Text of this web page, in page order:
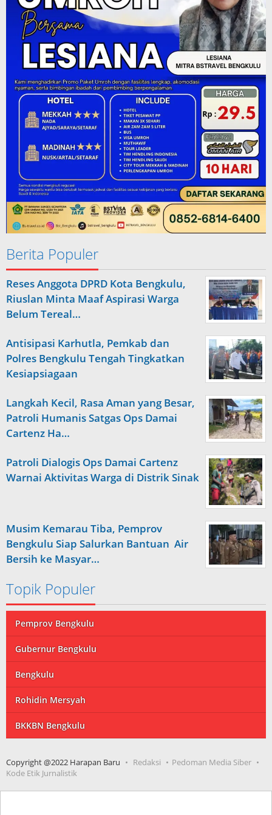
Berita Populer
Reses Anggota DPRD Kota Bengkulu,
Riuslan Minta Maaf Aspirasi Warga
Belum Tereal…
Antisipasi Karhutla, Pemkab dan
Polres Bengkulu Tengah Tingkatkan
Kesiapsiagaan
Langkah Kecil, Rasa Aman yang Besar,
Patroli Humanis Satgas Ops Damai
Cartenz Ha…
Patroli Dialogis Ops Damai Cartenz
Warnai Aktivitas Warga di Distrik Sinak
Musim Kemarau Tiba, Pemprov
Bengkulu Siap Salurkan Bantuan Air
Bersih ke Masyar…
Topik Populer
Pemprov Bengkulu
Gubernur Bengkulu
Bengkulu
Rohidin Mersyah
BKKBN Bengkulu
Copyright @2022 Harapan Baru Redaksi
Pedoman Media Siber
Kode Etik Jurnalistik